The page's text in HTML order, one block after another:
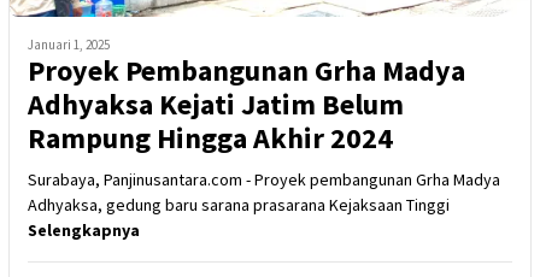
Januari 1, 2025
Proyek Pembangunan Grha Madya
Adhyaksa Kejati Jatim Belum
Rampung Hingga Akhir 2024
Surabaya, Panjinusantara.com - Proyek pembangunan Grha Madya
Adhyaksa, gedung baru sarana prasarana Kejaksaan Tinggi
Selengkapnya